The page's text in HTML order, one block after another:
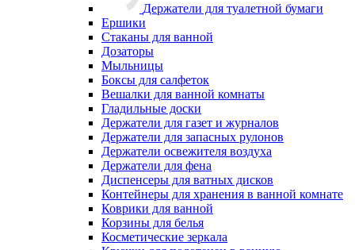
Держатели для туалетной бумаги
Ершики
Стаканы для ванной
Дозаторы
Мыльницы
Боксы для салфеток
Вешалки для ванной комнаты
Гладильные доски
Держатели для газет и журналов
Держатели для запасных рулонов
Держатели освежителя воздуха
Держатели для фена
Диспенсеры для ватных дисков
Контейнеры для хранения в ванной комнате
Коврики для ванной
Корзины для белья
Косметические зеркала